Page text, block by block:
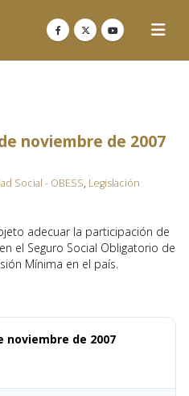
noviembre de 2007
Social - OBESS, Legislación
adecuar la participación de
el Seguro Social Obligatorio de
Mínima en el país.
noviembre de 2007